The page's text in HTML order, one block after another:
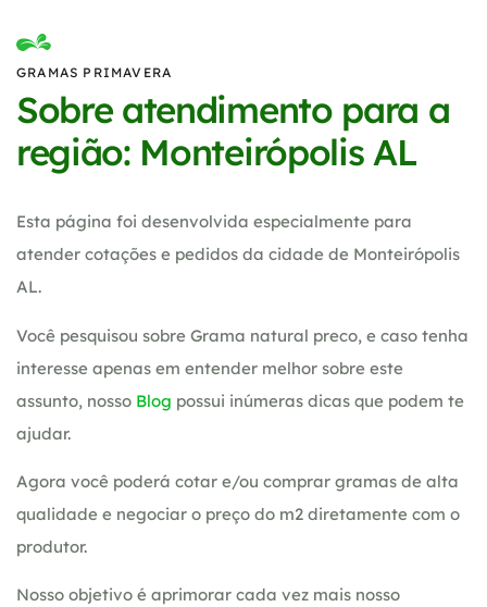
GRAMAS PRIMAVERA
Sobre atendimento para a
região: Monteirópolis AL
Esta página foi desenvolvida especialmente para
atender cotações e pedidos da cidade de Monteirópolis
AL.
Você pesquisou sobre Grama natural preco, e caso tenha
interesse apenas em entender melhor sobre este
assunto, nosso Blog possui inúmeras dicas que podem te
ajudar.
Agora você poderá cotar e/ou comprar gramas de alta
qualidade e negociar o preço do m2 diretamente com o
produtor.
Nosso objetivo é aprimorar cada vez mais nosso